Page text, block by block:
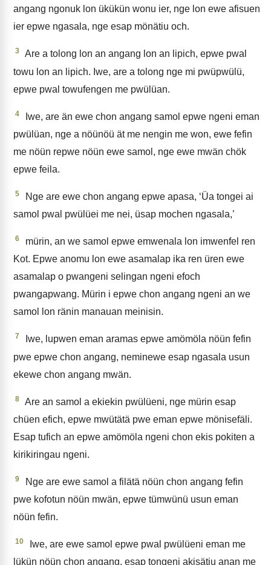
angang ngonuk lon ükükün wonu ier, nge lon ewe afisuen
ier epwe ngasala, nge esap mönätiu och.
3
Are a tolong lon an angang lon an lipich, epwe pwal
towu lon an lipich. Iwe, are a tolong nge mi pwüpwülü,
epwe pwal towufengen me pwülüan.
4
Iwe, are än ewe chon angang samol epwe ngeni eman
pwülüan, nge a nöünöü ät me nengin me won, ewe fefin
me nöün repwe nöün ewe samol, nge ewe mwän chök
epwe feila.
5
Nge are ewe chon angang epwe apasa, ‘Üa tongei ai
samol pwal pwülüei me nei, üsap mochen ngasala,’
6
mürin, an we samol epwe emwenala lon imwenfel ren
Kot. Epwe anomu lon ewe asamalap ika ren üren ewe
asamalap o pwangeni selingan ngeni efoch
pwangapwang. Mürin i epwe chon angang ngeni an we
samol lon ränin manauan meinisin.
7
Iwe, lupwen eman aramas epwe amömöla nöün fefin
pwe epwe chon angang, neminewe esap ngasala usun
ekewe chon angang mwän.
8
Are an samol a ekiekin pwülüeni, nge mürin esap
chüen efich, epwe mwütätä pwe eman epwe mönisefäli.
Esap tufich an epwe amömöla ngeni chon ekis pokiten a
kirikiringau ngeni.
9
Nge are ewe samol a filätä nöün chon angang fefin
pwe kofotun nöün mwän, epwe tümwünü usun eman
nöün fefin.
10
Iwe, are ewe samol epwe pwal pwülüeni eman me
lükün nöün chon angang, esap tongeni akisätiu anan me